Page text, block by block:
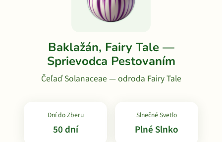
Baklažán, Fairy Tale —
Sprievodca Pestovaním
Čeľaď Solanaceae — odroda Fairy Tale
Dní do Zberu
50 dní
Slnečné Svetlo
Plné Slnko